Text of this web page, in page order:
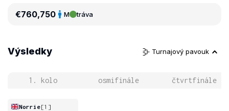
€760,750 M tráva
Výsledky Turnajový pavouk
1. kolo osmifinále čtvrtfinále
Norrie[1]